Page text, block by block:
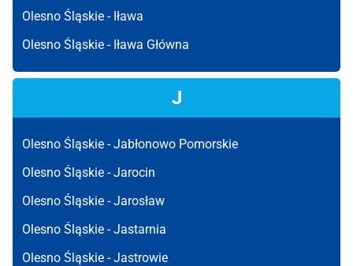
Olesno Śląskie - Iława
Olesno Śląskie - Iława Główna
J
Olesno Śląskie -Jabłonowo Pomorskie
Olesno Śląskie -Jarocin
Olesno Śląskie -Jarosław
Olesno Śląskie -Jastarnia
Olesno Śląskie -Jastrowie